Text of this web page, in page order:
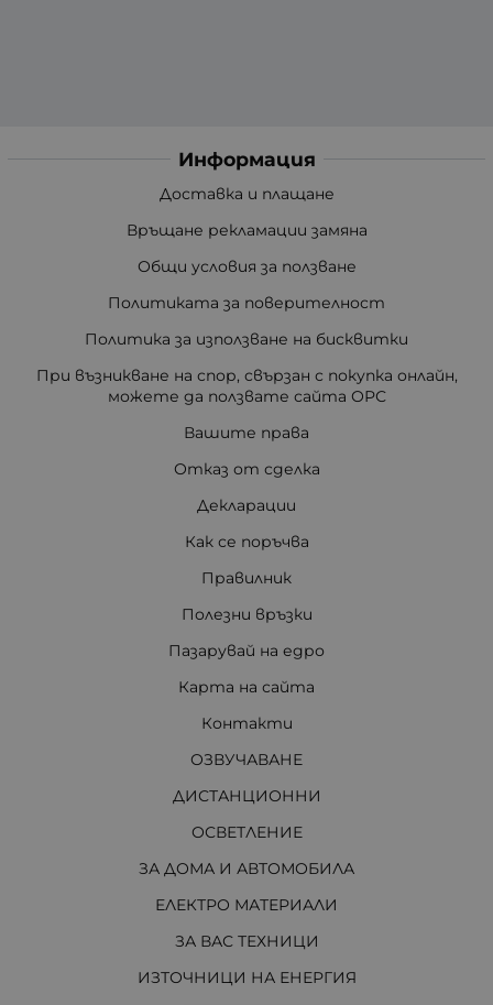
Информация
Доставка и плащане
Връщане рекламации замяна
Общи условия за ползване
Политиката за поверителност
Политика за използване на бисквитки
При възникване на спор, свързан с покупка онлайн,
можете да ползвате сайта ОРС
Вашите права
Отказ от сделка
Декларации
Как се поръчва
Правилник
Полезни връзки
Пазарувай на едро
Карта на сайта
Контакти
ОЗВУЧАВАНЕ
ДИСТАНЦИОННИ
ОСВЕТЛЕНИЕ
ЗА ДОМА И АВТОМОБИЛА
ЕЛЕКТРО МАТЕРИАЛИ
ЗА ВАС ТЕХНИЦИ
ИЗТОЧНИЦИ НА ЕНЕРГИЯ